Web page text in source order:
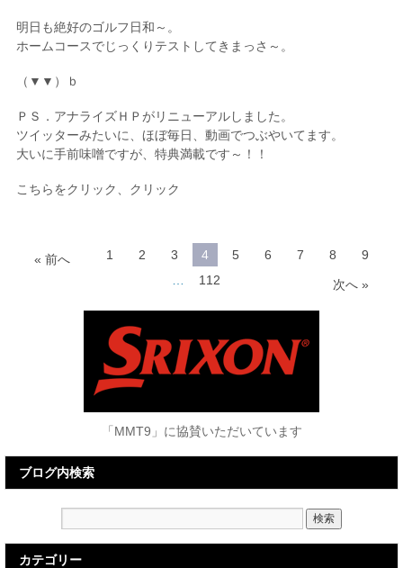
明日も絶好のゴルフ日和～。
ホームコースでじっくりテストしてきまっさ～。
（▼▼）ｂ
ＰＳ．アナライズＨＰがリニューアルしました。
ツイッターみたいに、ほぼ毎日、動画でつぶやいてます。
大いに手前味噌ですが、特典満載です～！！
こちらをクリック、クリック
« 前へ 1 2 3 4 5 6 7 8
9
112 次へ »
「MMT9」に協賛いただいています
ブログ内検索
カテゴリー